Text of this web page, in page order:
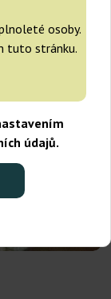
osoby.
tuto stránku.
údajů.